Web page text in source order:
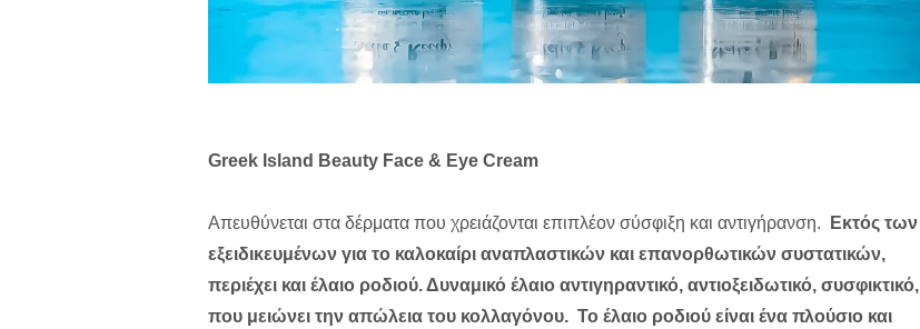
Greek Island Beauty Face & Eye Cream
Aπευθύνεται στα δέρματα που χρειάζονται επιπλέον σύσφιξη και αντιγήρανση.
Εκτός των
εξειδικευμένων για το καλοκαίρι αναπλαστικών και επανορθωτικών συστατικών,
περιέχει και έλαιο ροδιού. Δυναμικό έλαιο αντιγηραντικό, αντιοξειδωτικό, συσφικτικό,
που μειώνει την απώλεια του κολλαγόνου. Το έλαιο ροδιού είναι ένα πλούσιο και